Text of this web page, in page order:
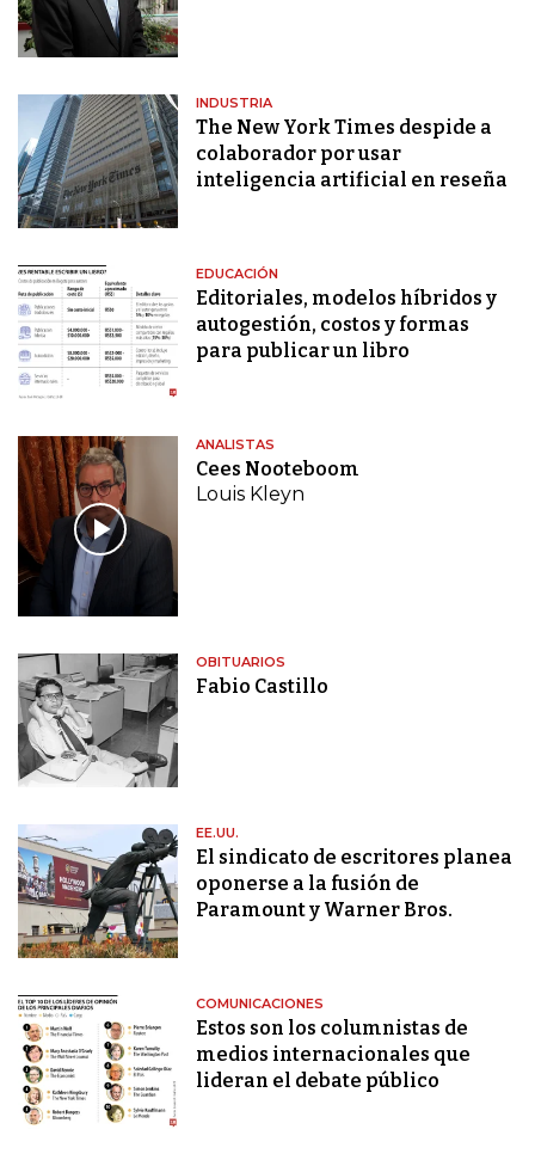
INDUSTRIA
The New York Times despide a
colaborador por usar
inteligencia artificial en reseña
EDUCACIÓN
Editoriales, modelos híbridos y
autogestión, costos y formas
para publicar un libro
ANALISTAS
Cees Nooteboom
Louis Kleyn
OBITUARIOS
Fabio Castillo
EE.UU.
El sindicato de escritores planea
oponerse a la fusión de
Paramount y Warner Bros.
COMUNICACIONES
Estos son los columnistas de
medios internacionales que
lideran el debate público